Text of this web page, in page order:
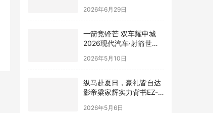
冷链物流行业升级
2026年6月29日
一箭竞锋芒 双车耀申城
2026现代汽车·射箭世界
2026年5月10日
纵马赴夏日，豪礼皆自达
影帝梁家辉实力背书EZ-
2026年5月6日